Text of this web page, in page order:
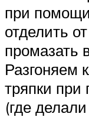
при
отделить
промазать
Разгоняем
тряпки при
(где